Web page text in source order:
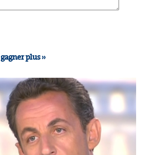
plus »